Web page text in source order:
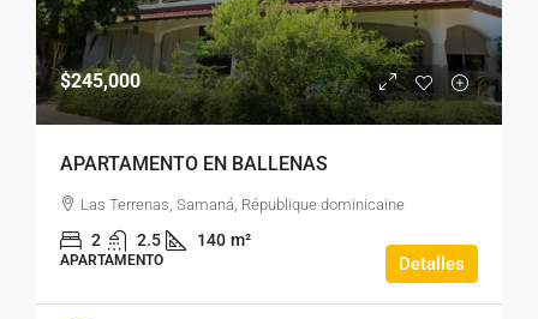
$245,000
APARTAMENTO EN BALLENAS
Las Terrenas, Samaná, République dominicaine
2 2.5 140 m²
APARTAMENTO Detalles